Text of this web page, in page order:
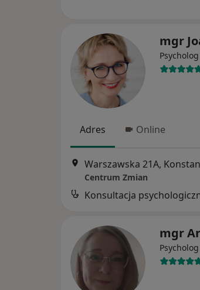
mgr
Psycholog
Adres Online
Warszawska 21A,
Centrum Zmian
Konsultacja
mgr
Psycholog